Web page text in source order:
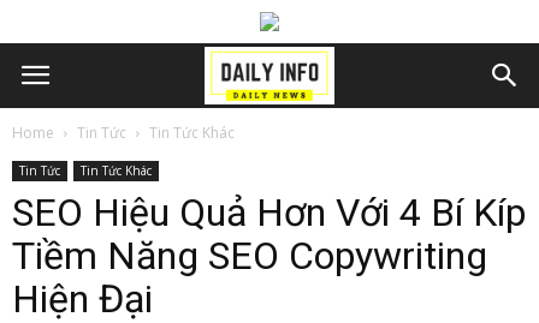
Home Tin Tức Tin Tức Khác
Tin Tức Tin Tức Khác
SEO Hiệu Quả Hơn Với 4 Bí Kíp
Tiềm Năng SEO Copywriting
Hiện Đại